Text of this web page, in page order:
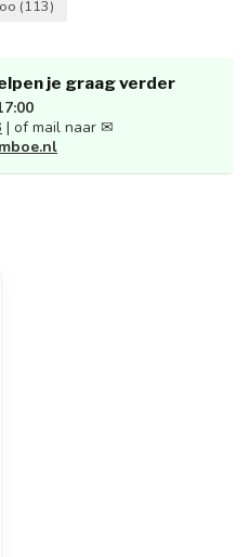
(113)
je graag verder
| of mail naar ✉